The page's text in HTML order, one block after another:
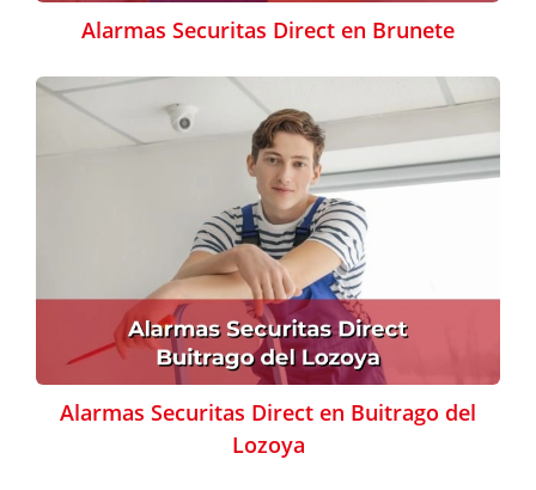
Alarmas Securitas Direct en Brunete
Alarmas Securitas Direct en Buitrago del
Lozoya